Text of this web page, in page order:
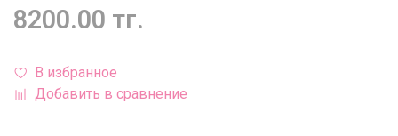
8200.00 тг.
В избранное
Добавить в сравнение